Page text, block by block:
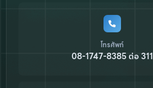
โทรศัพท์
08-1747-8385 ต่อ 311